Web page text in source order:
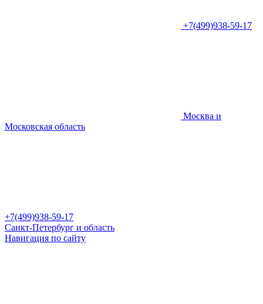
+7(499)938-59-17
Москва и
Московская область
+7(499)938-59-17
Санкт-Петербург и область
Навигация по сайту